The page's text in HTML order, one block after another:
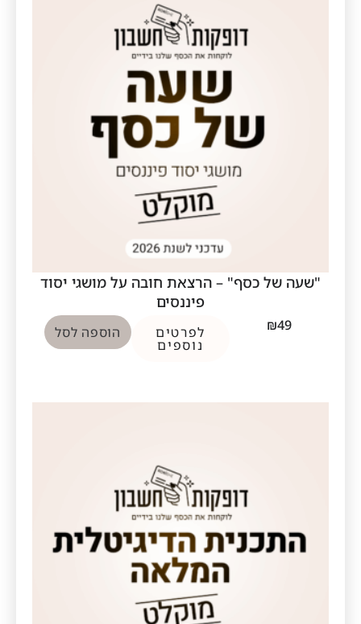
"שעה של כסף" – הרצאת חובה על מושגי יסוד
פיננסים
₪49 לפרטים
נוספים
הוספה לסל